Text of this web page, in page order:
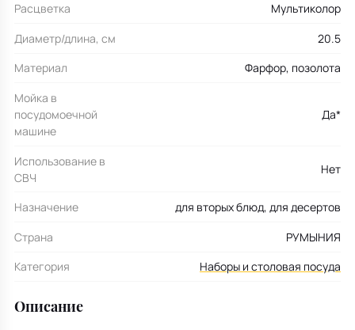
Расцветка
Мультиколор
Диаметр/длина, см
20.5
Материал
Фарфор, позолота
Мойка в
посудомоечной
машине
Да*
Использование в
СВЧ
Нет
Назначение
для вторых блюд, для десертов
Страна
РУМЫНИЯ
Категория
Наборы и столовая посуда
Описание